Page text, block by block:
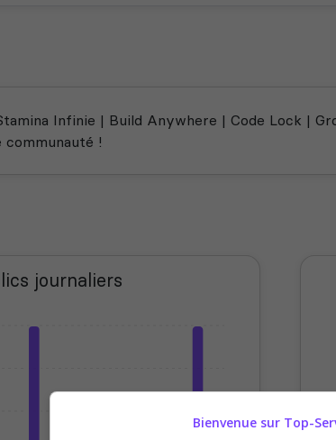
Infinie | Build Anywhere | Code Lock |
!
journaliers
Bienvenue sur Top-